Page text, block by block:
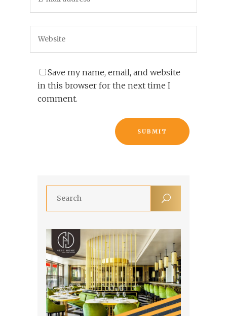
Save my name, email, and website
in this browser for the next time I
comment.